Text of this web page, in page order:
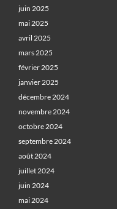
juin 2025
mai 2025
avril 2025
mars 2025
février 2025
janvier 2025
décembre 2024
novembre 2024
octobre 2024
septembre 2024
août 2024
juillet 2024
juin 2024
mai 2024